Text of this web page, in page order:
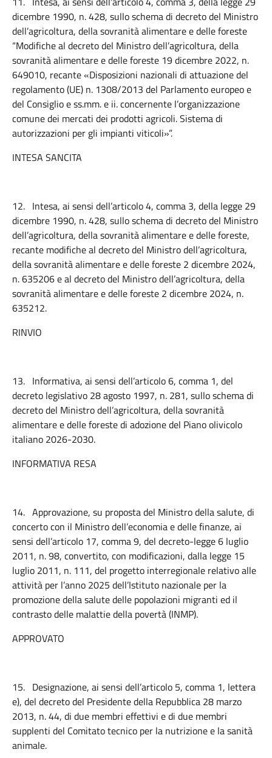
dicembre 1990, n. 428, sullo schema di decreto del Ministro
dell’agricoltura, della sovranità alimentare e delle foreste
“Modifiche al decreto del Ministro dell’agricoltura, della
sovranità alimentare e delle foreste 19 dicembre 2022, n.
649010, recante «Disposizioni nazionali di attuazione del
regolamento (UE) n. 1308/2013 del Parlamento europeo e
del Consiglio e ss.mm. e ii. concernente l’organizzazione
comune dei mercati dei prodotti agricoli. Sistema di
autorizzazioni per gli impianti viticoli»”.
INTESA SANCITA
12. Intesa, ai sensi dell’articolo 4, comma 3, della legge 29
dicembre 1990, n. 428, sullo schema di decreto del Ministro
dell’agricoltura, della sovranità alimentare e delle foreste,
recante modifiche al decreto del Ministro dell’agricoltura,
della sovranità alimentare e delle foreste 2 dicembre 2024,
n. 635206 e al decreto del Ministro dell’agricoltura, della
sovranità alimentare e delle foreste 2 dicembre 2024, n.
635212.
RINVIO
13. Informativa, ai sensi dell’articolo 6, comma 1, del
decreto legislativo 28 agosto 1997, n. 281, sullo schema di
decreto del Ministro dell’agricoltura, della sovranità
alimentare e delle foreste di adozione del Piano olivicolo
italiano 2026-2030.
INFORMATIVA RESA
14. Approvazione, su proposta del Ministro della salute, di
concerto con il Ministro dell’economia e delle finanze, ai
sensi dell’articolo 17, comma 9, del decreto-legge 6 luglio
2011, n. 98, convertito, con modificazioni, dalla legge 15
luglio 2011, n. 111, del progetto interregionale relativo alle
attività per l’anno 2025 dell’Istituto nazionale per la
promozione della salute delle popolazioni migranti ed il
contrasto delle malattie della povertà (INMP).
APPROVATO
15. Designazione, ai sensi dell’articolo 5, comma 1, lettera
e), del decreto del Presidente della Repubblica 28 marzo
2013, n. 44, di due membri effettivi e di due membri
supplenti del Comitato tecnico per la nutrizione e la sanità
animale.